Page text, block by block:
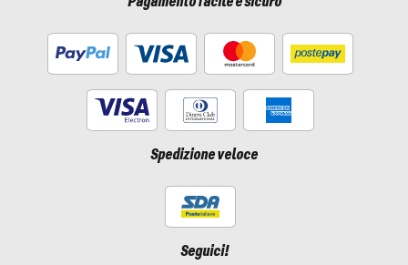
Spedizione veloce
Seguici!